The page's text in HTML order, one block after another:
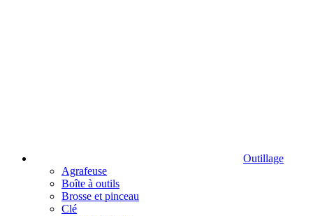
Outillage
Agrafeuse
Boîte à outils
Brosse et pinceau
Clé